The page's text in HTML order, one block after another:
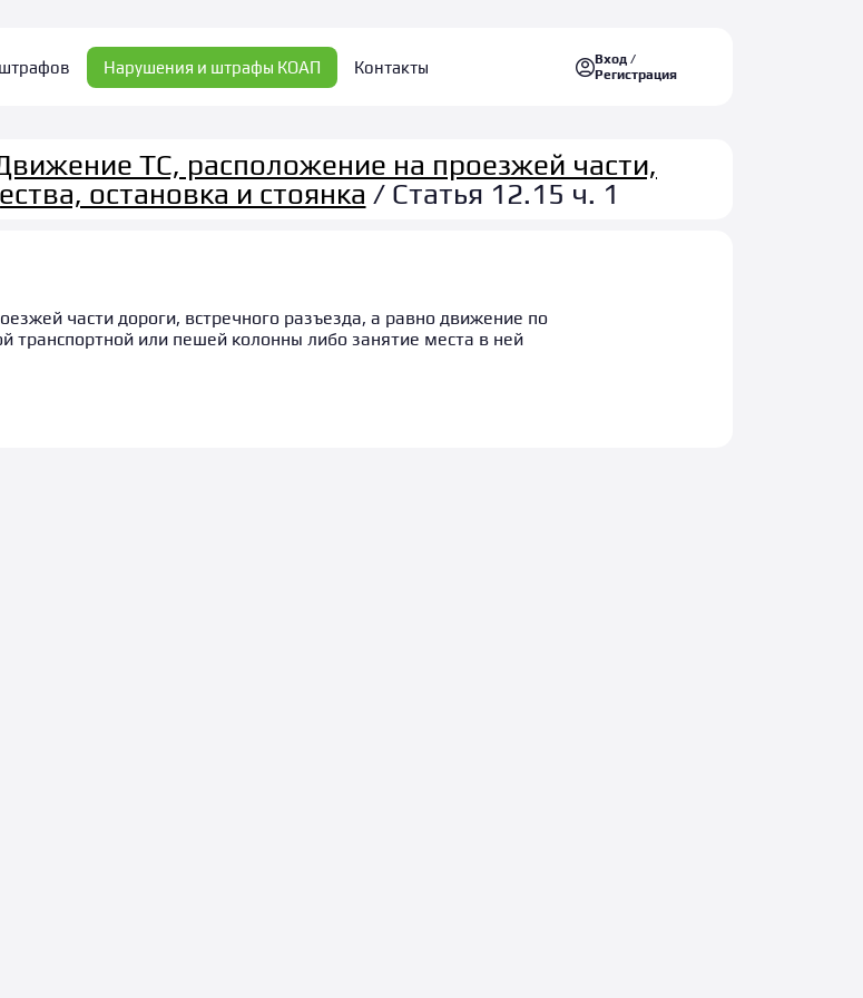
Нарушения и штрафы КОАП Контакты
Вход /
Регистрация
ТС, расположение на проезжей части,
остановка и стоянка / Статья 12.15 ч. 1
части дороги, встречного разъезда, а равно движение по
транспортной или пешей колонны либо занятие места в ней